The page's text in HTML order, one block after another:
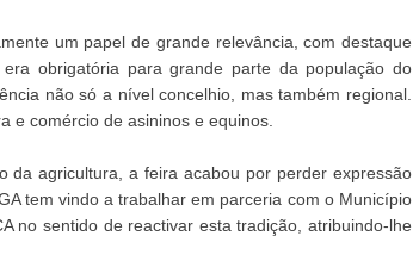
um papel de grande relevância, com destaque
era obrigatória para grande parte da população do
não só a nível concelhio, mas também regional.
e comércio de asininos e equinos.
da agricultura, a feira acabou por perder expressão
tem vindo a trabalhar em parceria com o Município
no sentido de reactivar esta tradição, atribuindo-lhe